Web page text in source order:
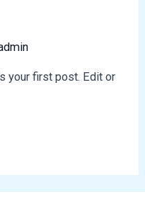
your first post. Edit or